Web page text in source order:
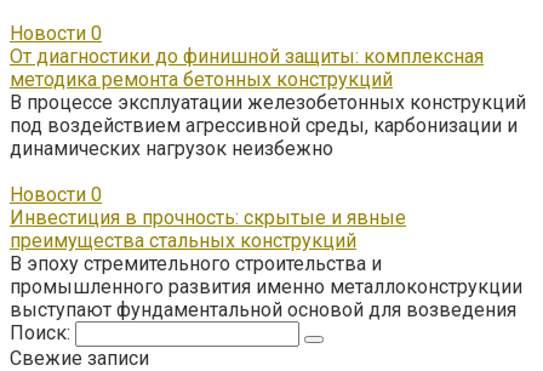
Новости 0
От диагностики до финишной защиты: комплексная
методика ремонта бетонных конструкций
В процессе эксплуатации железобетонных конструкций
под воздействием агрессивной среды, карбонизации и
динамических нагрузок неизбежно
Новости 0
Инвестиция в прочность: скрытые и явные
преимущества стальных конструкций
В эпоху стремительного строительства и
промышленного развития именно металлоконструкции
выступают фундаментальной основой для возведения
Поиск:
Свежие записи